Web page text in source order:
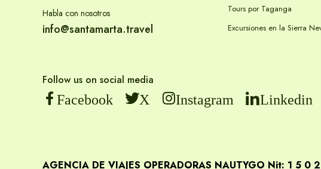
Parque Tayrona - Cabo San Juan Tour Minca Full Day
Habla con nosotros
info@santamarta.travel
Follow us on social media
Facebook X Instagram Linkedin
Tours por Taganga
Excursiones en la Sierra
AGENCIA DE VIAJES OPERADORAS NAUTYGO Nit: 1 5